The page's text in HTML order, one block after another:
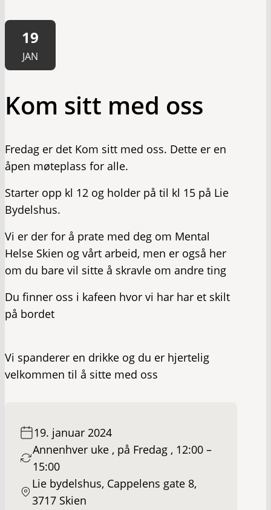
19
JAN
Kom sitt med oss
Fredag er det Kom sitt med oss. Dette er en
åpen møteplass for alle.
Starter opp kl 12 og holder på til kl 15 på Lie
Bydelshus.
Vi er der for å prate med deg om Mental
Helse Skien og vårt arbeid, men er også her
om du bare vil sitte å skravle om andre ting
Du finner oss i kafeen hvor vi har har et skilt
på bordet
Vi spanderer en drikke og du er hjertelig
velkommen til å sitte med oss
19. januar 2024
Annenhver uke , på Fredag , 12:00 –
15:00
Lie bydelshus, Cappelens gate 8,
3717 Skien